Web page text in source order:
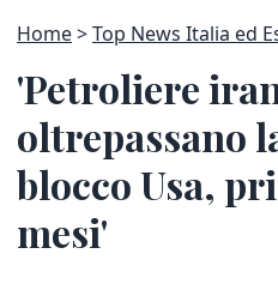
Home Top News Italia ed
'Petroliere
oltrepassano
blocco Usa,
mesi'